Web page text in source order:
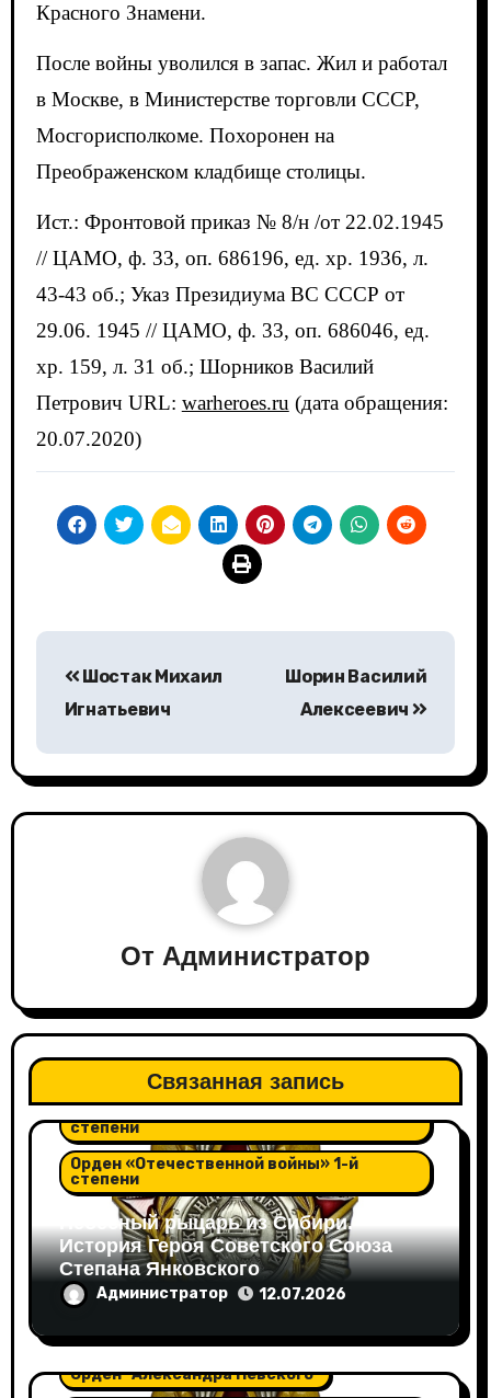
Красного Знамени.
После войны уволился в запас. Жил и работал
в Москве, в Министерстве торговли СССР,
Мосгорисполкоме. Похоронен на
Преображенском кладбище столицы.
Ист.: Фронтовой приказ № 8/н /от 22.02.1945
// ЦАМО, ф. 33, оп. 686196, ед. хр. 1936, л.
43-43 об.; Указ Президиума ВС СССР от
29.06. 1945 // ЦАМО, ф. 33, оп. 686046, ед.
хр. 159, л. 31 об.; Шорников Василий
Петрович URL: warheroes.ru (дата обращения:
20.07.2020)
по
записям
Шостак Михаил
Игнатьевич
Шорин Василий
Алексеевич
От Администратор
Связанная запись
Орден "Александра Невского"
степени
Орден «Отечественной войны» 1-й
степени
Небесный рыцарь из Сибири.
История Героя Советского Союза
Степана Янковского
Администратор 12.07.2026
Орден "Александра Невского"